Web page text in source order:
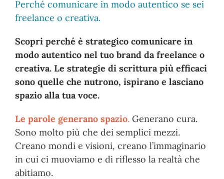
Perché comunicare in modo autentico se sei
freelance o creativa.
Scopri perché è strategico comunicare in
modo autentico nel tuo brand da freelance o
creativa. Le strategie di scrittura più efficaci
sono quelle che nutrono, ispirano e lasciano
spazio alla tua voce.
Le parole generano spazio. Generano cura.
Sono molto più che dei semplici mezzi.
Creano mondi e visioni, creano l’immaginario
in cui ci muoviamo e di riflesso la realtà che
abitiamo.